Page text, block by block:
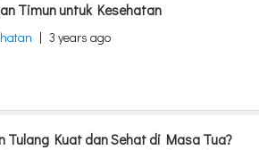
Timun untuk Kesehatan
| 3 years ago
Tulang Kuat dan Sehat di Masa Tua?